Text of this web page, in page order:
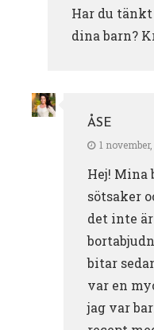
Har du
dina barn?
ÅSE
1
Hej! Mina
sötsaker
det inte
bitar
var en
jag var